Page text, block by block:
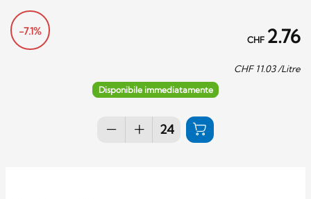
-7.1%
CHF 2.76
CHF 11.03/Litre
Disponibile immediatamente